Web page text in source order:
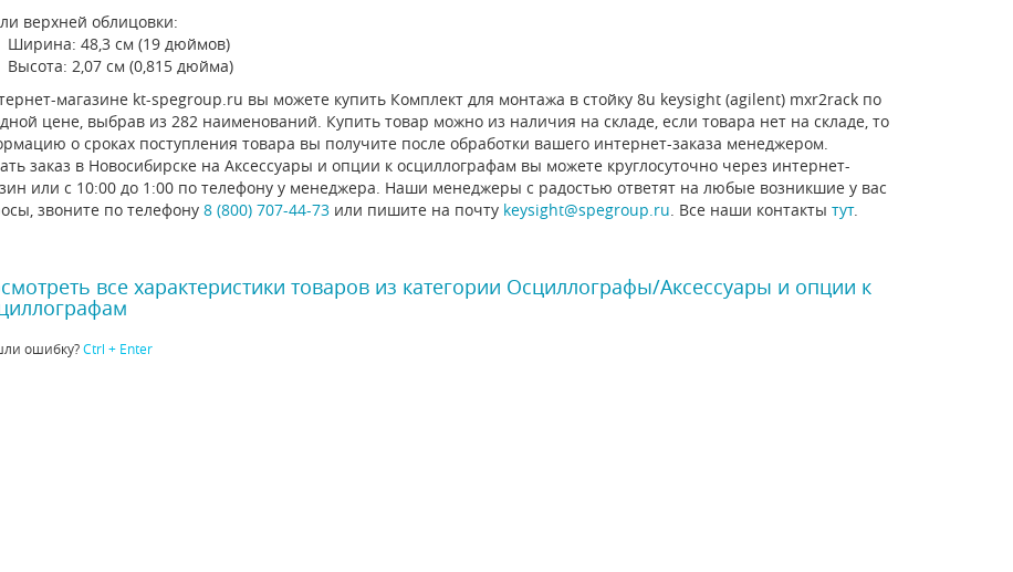
верхней облицовки:
Ширина: 48,3 см (19 дюймов)
Высота: 2,07 см (0,815 дюйма)
магазине kt-spegroup.ru вы можете купить Комплект для монтажа в стойку 8u keysight (agilent) mxr2rack по
цене, выбрав из 282 наименований. Купить товар можно из наличия на складе, если товара нет на складе, то
о сроках поступления товара вы получите после обработки вашего интернет-заказа менеджером.
заказ в Новосибирске на Аксессуары и опции к осциллографам вы можете круглосуточно через интернет-
или с 10:00 до 1:00 по телефону у менеджера. Наши менеджеры с радостью ответят на любые возникшие у вас
звоните по телефону 8 (800) 707-44-73или пишите на почту keysight@spegroup.ru . Все наши контакты тут.
все характеристики товаров из категории Осциллографы/Аксессуары и опции к
ошибку?Ctrl + Enter